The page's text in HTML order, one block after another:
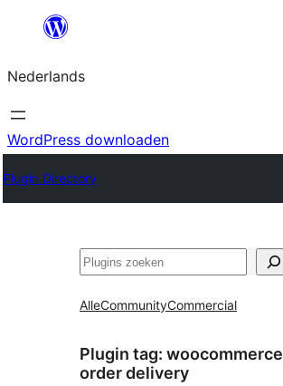
de
inhoud
Nederlands
WordPress downloaden
Plugin Directory
Zoeken
AlleCommunityCommercial
Plugin tag: woocommerce
order delivery